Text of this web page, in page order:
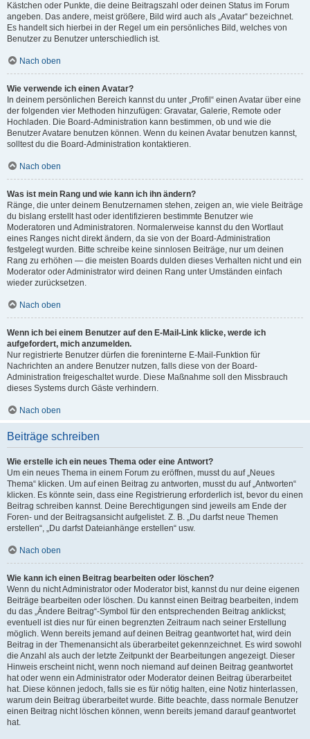
Kästchen oder Punkte, die deine Beitragszahl oder deinen Status im Forum
angeben. Das andere, meist größere, Bild wird auch als „Avatar“ bezeichnet.
Es handelt sich hierbei in der Regel um ein persönliches Bild, welches von
Benutzer zu Benutzer unterschiedlich ist.
Nach oben
Wie verwende ich einen Avatar?
In deinem persönlichen Bereich kannst du unter „Profil“ einen Avatar über eine
der folgenden vier Methoden hinzufügen: Gravatar, Galerie, Remote oder
Hochladen. Die Board-Administration kann bestimmen, ob und wie die
Benutzer Avatare benutzen können. Wenn du keinen Avatar benutzen kannst,
solltest du die Board-Administration kontaktieren.
Nach oben
Was ist mein Rang und wie kann ich ihn ändern?
Ränge, die unter deinem Benutzernamen stehen, zeigen an, wie viele Beiträge
du bislang erstellt hast oder identifizieren bestimmte Benutzer wie
Moderatoren und Administratoren. Normalerweise kannst du den Wortlaut
eines Ranges nicht direkt ändern, da sie von der Board-Administration
festgelegt wurden. Bitte schreibe keine sinnlosen Beiträge, nur um deinen
Rang zu erhöhen — die meisten Boards dulden dieses Verhalten nicht und ein
Moderator oder Administrator wird deinen Rang unter Umständen einfach
wieder zurücksetzen.
Nach oben
Wenn ich bei einem Benutzer auf den E-Mail-Link klicke, werde ich
aufgefordert, mich anzumelden.
Nur registrierte Benutzer dürfen die foreninterne E-Mail-Funktion für
Nachrichten an andere Benutzer nutzen, falls diese von der Board-
Administration freigeschaltet wurde. Diese Maßnahme soll den Missbrauch
dieses Systems durch Gäste verhindern.
Nach oben
Beiträge schreiben
Wie erstelle ich ein neues Thema oder eine Antwort?
Um ein neues Thema in einem Forum zu eröffnen, musst du auf „Neues
Thema“ klicken. Um auf einen Beitrag zu antworten, musst du auf „Antworten“
klicken. Es könnte sein, dass eine Registrierung erforderlich ist, bevor du einen
Beitrag schreiben kannst. Deine Berechtigungen sind jeweils am Ende der
Foren- und der Beitragsansicht aufgelistet. Z. B. „Du darfst neue Themen
erstellen“, „Du darfst Dateianhänge erstellen“ usw.
Nach oben
Wie kann ich einen Beitrag bearbeiten oder löschen?
Wenn du nicht Administrator oder Moderator bist, kannst du nur deine eigenen
Beiträge bearbeiten oder löschen. Du kannst einen Beitrag bearbeiten, indem
du das „Ändere Beitrag“-Symbol für den entsprechenden Beitrag anklickst;
eventuell ist dies nur für einen begrenzten Zeitraum nach seiner Erstellung
möglich. Wenn bereits jemand auf deinen Beitrag geantwortet hat, wird dein
Beitrag in der Themenansicht als überarbeitet gekennzeichnet. Es wird sowohl
die Anzahl als auch der letzte Zeitpunkt der Bearbeitungen angezeigt. Dieser
Hinweis erscheint nicht, wenn noch niemand auf deinen Beitrag geantwortet
hat oder wenn ein Administrator oder Moderator deinen Beitrag überarbeitet
hat. Diese können jedoch, falls sie es für nötig halten, eine Notiz hinterlassen,
warum dein Beitrag überarbeitet wurde. Bitte beachte, dass normale Benutzer
einen Beitrag nicht löschen können, wenn bereits jemand darauf geantwortet
hat.